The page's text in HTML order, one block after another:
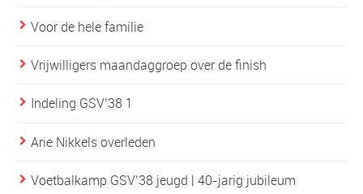
Voor de hele familie
Vrijwilligers maandaggroep over de finish
Indeling GSV’38 1
Arie Nikkels overleden
Voetbalkamp GSV’38 jeugd | 40-jarig jubileum